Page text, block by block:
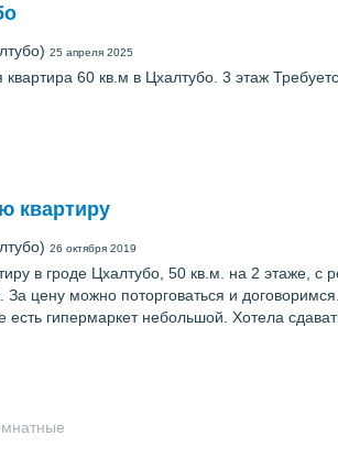
25 апреля 2025
60 кв.м в Цхалтубо. 3 этаж
квартиру
26 октября 2019
в гроде Цхалтубо, 50 кв.м. на 2 этаже,
цену можно поторговаться и
есть гипермаркет небольшой. Хотела